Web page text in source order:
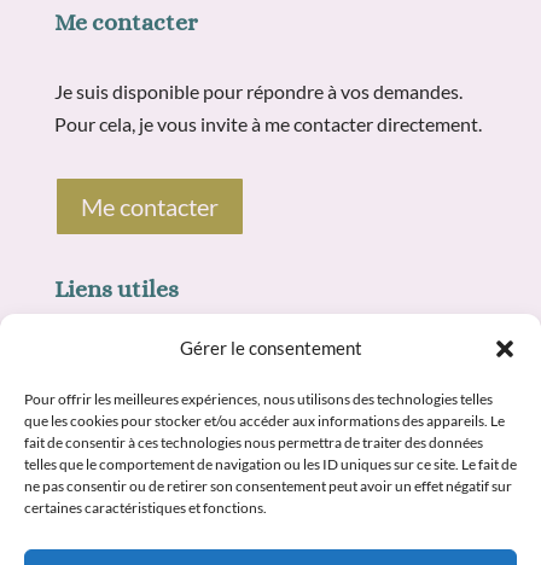
Gérer le consentement
Pour offrir les meilleures expériences, nous utilisons des technologies telles
que les cookies pour stocker et/ou accéder aux informations des appareils. Le
fait de consentir à ces technologies nous permettra de traiter des données
telles que le comportement de navigation ou les ID uniques sur ce site. Le fait de
ne pas consentir ou de retirer son consentement peut avoir un effet négatif sur
certaines caractéristiques et fonctions.
Me contacter
Je suis disponible pour répondre à vos demandes.
Pour cela, je vous invite à me contacter directement.
Me contacter
Liens utiles
Mentions légales
Politique de confidentialité
CGV et médiation